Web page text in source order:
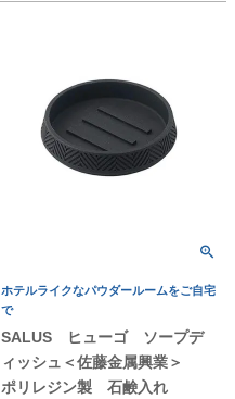
ホテルライクなパウダールームをご自宅
で
SALUS ヒューゴ ソープデ
ィッシュ＜佐藤金属興業＞
ポリレジン製 石鹸入れ